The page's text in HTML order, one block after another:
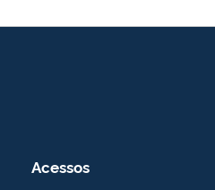
Acessos